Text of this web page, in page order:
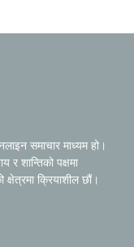
समाचार माध्यम हो।
र शान्तिको पक्षमा
क्रियाशील छौं।